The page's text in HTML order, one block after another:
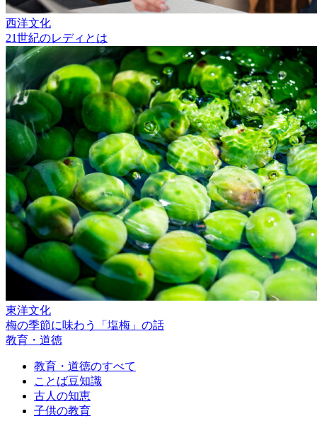
西洋文化
21世紀のレディとは
東洋文化
梅の季節に味わう「塩梅」の話
教育・道徳
教育・道徳のすべて
ことば豆知識
古人の知恵
子供の教育